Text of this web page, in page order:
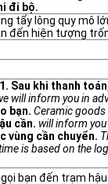
đi bộ.
tẩy lông quy mô
đến hiện tượng
1. Sau khi thanh
will inform you in
bạn. Ceramic goods
cần. will inform you
vùng cần chuyển.
is based on the
bạn đến trạm